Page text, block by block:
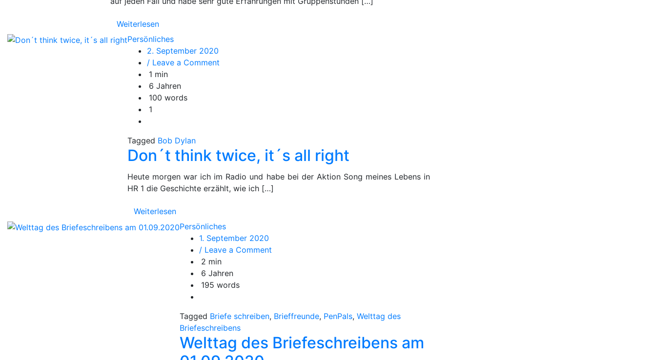
Weiterlesen
Persönliches
2. September 2020
/ Leave a Comment
right
1 min
6 Jahren
100 words
1
Tagged Bob Dylan
Don´t think twice, it´s all right
Heute morgen war ich im Radio und habe bei der Aktion Song meines Lebens in
HR 1 die Geschichte erzählt, wie ich […]
Weiterlesen
Persönliches
1. September 2020
/ Leave a Comment
2 min
6 Jahren
195 words
Tagged Briefe schreiben, Brieffreunde, PenPals, Welttag des
Briefeschreibens
Welttag des Briefeschreibens am